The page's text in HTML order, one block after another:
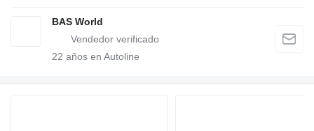
BAS World
22 años en Autoline